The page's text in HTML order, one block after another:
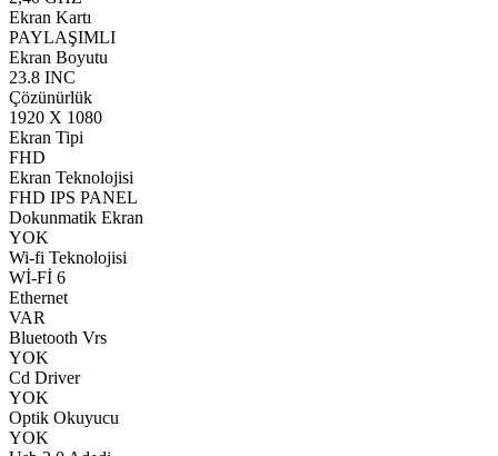
Ekran Kartı
PAYLAŞIMLI
Ekran Boyutu
23.8 INC
Çözünürlük
1920 X 1080
Ekran Tipi
FHD
Ekran Teknolojisi
FHD IPS PANEL
Dokunmatik Ekran
YOK
Wi-fi Teknolojisi
Wİ-Fİ 6
Ethernet
VAR
Bluetooth Vrs
YOK
Cd Driver
YOK
Optik Okuyucu
YOK